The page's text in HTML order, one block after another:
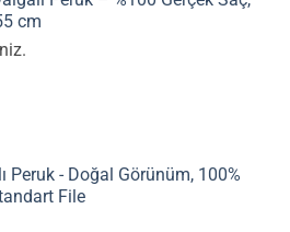
cm
Peruk - Doğal Görünüm, 100%
File